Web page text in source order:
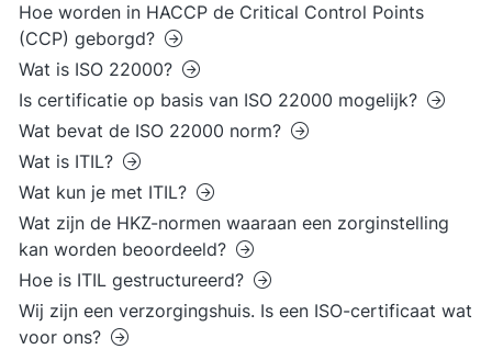
Hoe worden in HACCP de Critical Control Points
(CCP) geborgd?
Wat is ISO 22000?
Is certificatie op basis van ISO 22000 mogelijk?
Wat bevat de ISO 22000 norm?
Wat is ITIL?
Wat kun je met ITIL?
Wat zijn de HKZ-normen waaraan een zorginstelling
kan worden beoordeeld?
Hoe is ITIL gestructureerd?
Wij zijn een verzorgingshuis. Is een ISO-certificaat wat
voor ons?